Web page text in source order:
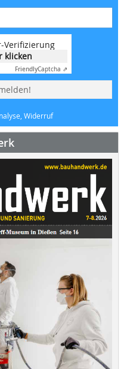
Verifizierung
klicken
FriendlyCaptcha ⇗
Widerruf